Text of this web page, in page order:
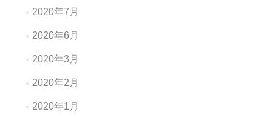
2020年7月
2020年6月
2020年3月
2020年2月
2020年1月